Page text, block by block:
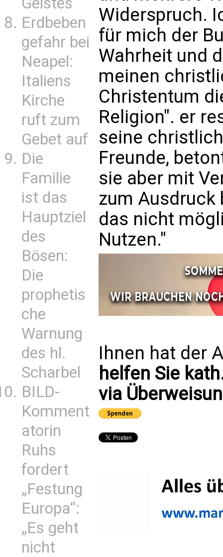
Erdbeben
gefahr bei
Neapel:
Italiens
Kirche
ruft zum
Gebet auf
Die
Familie
ist das
Hauptziel
des
Bösen:
Die
prophetis
che
Warnung
des hl.
Scharbel
BILD-
Komment
atorin
Ruhs
fordert
„Festung
Europa“:
„Es geht
nicht
Widerspruch.
für mich der
Wahrheit und
meinen
Christentum
Religion". er
seine
Freunde,
sie aber mit
zum Ausdruck
das nicht
Nutzen."
Ihnen hat der
helfen Sie
via